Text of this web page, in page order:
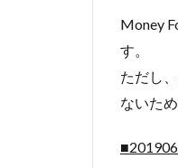
Money
す。
ただし
ないた